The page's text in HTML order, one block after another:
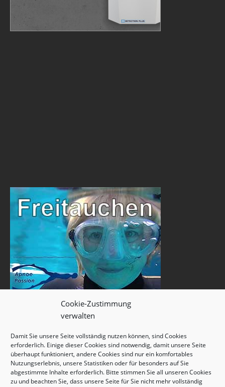
Cookie-Zustimmung
verwalten
Damit Sie unsere Seite vollständig nutzen können, sind Cookies
erforderlich. Einige dieser Cookies sind notwendig, damit unsere Seite
überhaupt funktioniert, andere Cookies sind nur ein komfortables
Nutzungserlebnis, unsere Statistiken oder für besonders auf Sie
abgestimmte Inhalte erforderlich. Bitte stimmen Sie all unseren Cookies
zu und beachten Sie, dass unsere Seite für Sie nicht mehr vollständig